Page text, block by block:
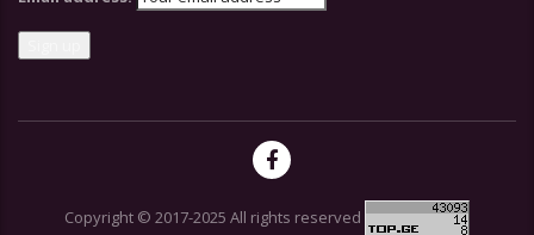
Copyright © 2017-2025 All rights reserved